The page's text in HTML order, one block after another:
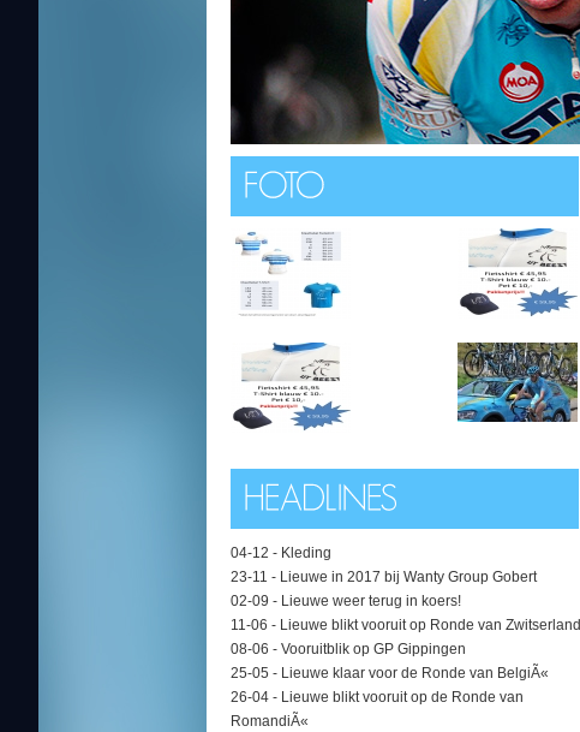
04-12 - Kleding
23-11 - Lieuwe in 2017 bij Wanty Group Gobert
02-09 - Lieuwe weer terug in koers!
11-06 - Lieuwe blikt vooruit op Ronde van Zwitserland
08-06 - Vooruitblik op GP Gippingen
25-05 - Lieuwe klaar voor de Ronde van BelgiÃ«
26-04 - Lieuwe blikt vooruit op de Ronde van
RomandiÃ«